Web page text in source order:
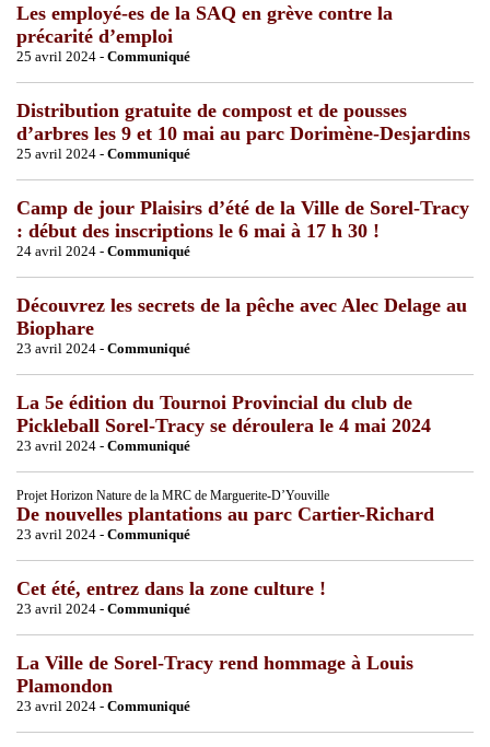
Les employé-es de la SAQ en grève contre la
précarité d’emploi
25 avril 2024 - Communiqué
Distribution gratuite de compost et de pousses
d’arbres les 9 et 10 mai au parc Dorimène-Desjardins
25 avril 2024 - Communiqué
Camp de jour Plaisirs d’été de la Ville de Sorel-Tracy
: début des inscriptions le 6 mai à 17 h 30 !
24 avril 2024 - Communiqué
Découvrez les secrets de la pêche avec Alec Delage au
Biophare
23 avril 2024 - Communiqué
La 5e édition du Tournoi Provincial du club de
Pickleball Sorel-Tracy se déroulera le 4 mai 2024
23 avril 2024 - Communiqué
Projet Horizon Nature de la MRC de Marguerite-D’Youville
De nouvelles plantations au parc Cartier-Richard
23 avril 2024 - Communiqué
Cet été, entrez dans la zone culture !
23 avril 2024 - Communiqué
La Ville de Sorel-Tracy rend hommage à Louis
Plamondon
23 avril 2024 - Communiqué